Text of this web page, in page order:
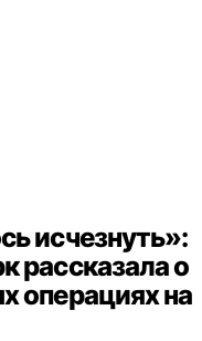
исчезнуть»:
рассказала о
операциях на